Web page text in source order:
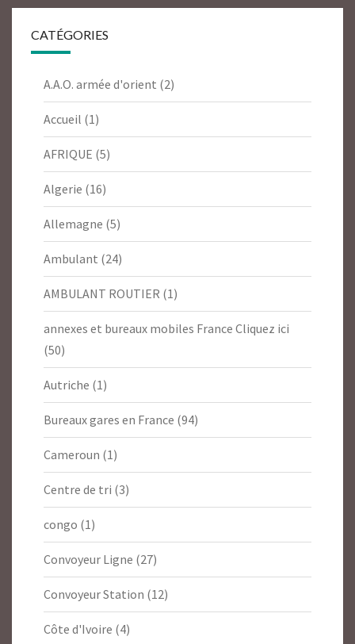
CATÉGORIES
A.A.O. armée d'orient (2)
Accueil (1)
AFRIQUE (5)
Algerie (16)
Allemagne (5)
Ambulant (24)
AMBULANT ROUTIER (1)
annexes et bureaux mobiles France Cliquez ici
(50)
Autriche (1)
Bureaux gares en France (94)
Cameroun (1)
Centre de tri (3)
congo (1)
Convoyeur Ligne (27)
Convoyeur Station (12)
Côte d'Ivoire (4)